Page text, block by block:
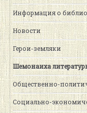
Информация о
Новости
Герои-земляки
Шемонаиха
Общественно-
Социально-